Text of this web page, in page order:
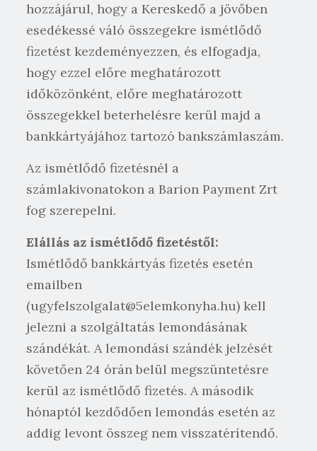
hozzájárul, hogy a Kereskedő a jövőben
esedékessé váló összegekre ismétlődő
fizetést kezdeményezzen, és elfogadja,
hogy ezzel előre meghatározott
időközönként, előre meghatározott
összegekkel beterhelésre kerül majd a
bankkártyájához tartozó bankszámlaszám.
Az ismétlődő fizetésnél a
számlakivonatokon a Barion Payment Zrt
fog szerepelni.
Elállás az ismétlődő fizetéstől:
Ismétlődő bankkártyás fizetés esetén
emailben
(ugyfelszolgalat@5elemkonyha.hu) kell
jelezni a szolgáltatás lemondásának
szándékát. A lemondási szándék jelzését
követően 24 órán belül megszüntetésre
kerül az ismétlődő fizetés. A második
hónaptól kezdődően lemondás esetén az
addig levont összeg nem visszatérítendő.